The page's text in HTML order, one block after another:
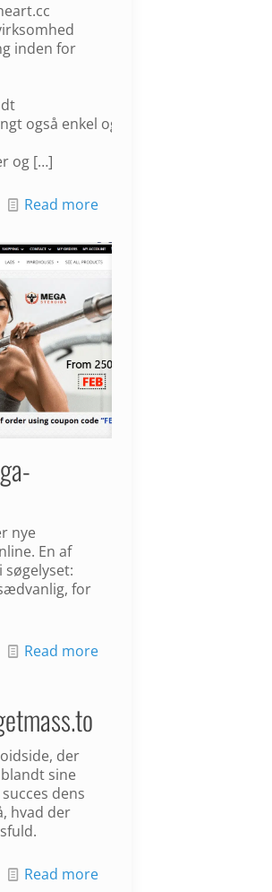
inden for
også enkel og -
og[…]
Read more
nye
En af
søgelyset:
for
Read more
der
sine
dens
hvad der
Read more